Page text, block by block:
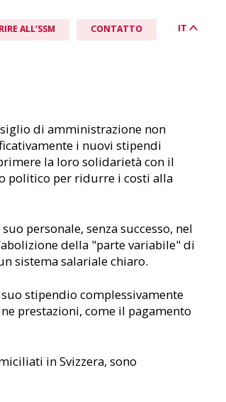
ALL’SSM CONTATTO IT
di amministrazione non
i nuovi stipendi
la loro solidarietà con il
politico per ridurre i costi alla
personale, senza successo, nel
della "parte variabile" di
sistema salariale chiaro.
stipendio complessivamente
prestazioni, come il pagamento
in Svizzera, sono